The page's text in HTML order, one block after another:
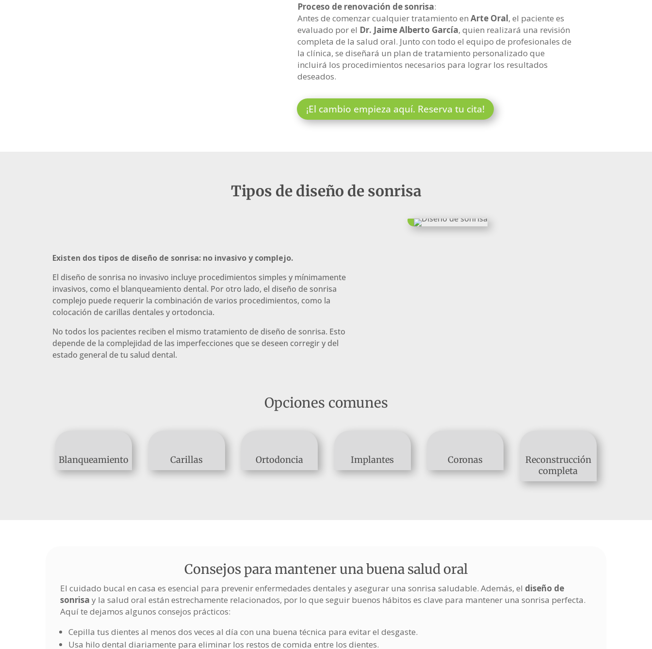
Proceso de renovación de sonrisa:
Antes de comenzar cualquier tratamiento enArte Oral, el paciente es
evaluado por el Dr. Jaime Alberto García, quien realizará una revisión
completa de la salud oral. Junto con todo el equipo de profesionales de
la clínica, se diseñará un plan de tratamiento personalizado que
incluirá los procedimientos necesarios para lograr los resultados
deseados.
¡El cambio empieza aquí. Reserva tu cita!
Tipos de diseño de sonrisa
Existen dos tipos de diseño de sonrisa: no invasivo y complejo.
El diseño de sonrisa no invasivo incluye procedimientos simples y mínimamente
invasivos, como el blanqueamiento dental. Por otro lado, el diseño de sonrisa
complejo puede requerir la combinación de varios procedimientos, como la
colocación de carillas dentales y ortodoncia.
No todos los pacientes reciben el mismo tratamiento de diseño de sonrisa. Esto
depende de la complejidad de las imperfecciones que se deseen corregir y del
estado general de tu salud dental.
Opciones comunes
Blanqueamiento Carillas Ortodoncia Implantes Coronas
Reconstrucción
completa
Consejos para mantener una buena salud oral
El cuidado bucal en casa es esencial para prevenir enfermedades dentales y asegurar una sonrisa saludable. Además, el diseño de
sonrisa y la salud oral están estrechamente relacionados, por lo que seguir buenos hábitos es clave para mantener una sonrisa perfecta.
Aquí te dejamos algunos consejos prácticos:
Cepilla tus dientes al menos dos veces al día con una buena técnica para evitar el desgaste.
Usa hilo dental diariamente para eliminar los restos de comida entre los dientes.